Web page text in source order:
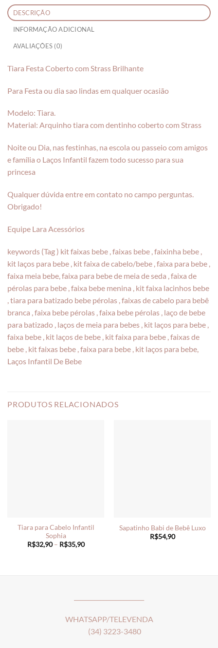
DESCRIÇÃO
INFORMAÇÃO ADICIONAL
AVALIAÇÕES (0)
Tiara Festa Coberto com Strass Brilhante
Para Festa ou dia sao lindas em qualquer ocasião
Modelo: Tiara.
Material: Arquinho tiara com dentinho coberto com Strass
Noite ou Dia, nas festinhas, na escola ou passeio com amigos
e família o Laços Infantil fazem todo sucesso para sua
princesa
Qualquer dúvida entre em contato no campo perguntas.
Obrigado!
Equipe Lara Acessórios
keywords (Tag ) kit faixas bebe , faixas bebe , faixinha bebe ,
kit laços para bebe , kit faixa de cabelo/bebe , faixa para bebe ,
faixa meia bebe, faixa para bebe de meia de seda , faixa de
pérolas para bebe , faixa bebe menina , kit faixa lacinhos bebe
, tiara para batizado bebe pérolas , faixas de cabelo para bebê
branca , faixa bebe pérolas , faixa bebe pérolas , laço de bebe
para batizado , laços de meia para bebes , kit laços para bebe ,
faixa bebe , kit laços de bebe , kit faixa para bebe , faixas de
bebe , kit faixas bebe , faixa para bebe , kit laços para bebe,
Laços Infantil De Bebe
PRODUTOS RELACIONADOS
Tiara para Cabelo Infantil
Sophia
R$32,90 – R$35,90Price
Sapatinho Babi de Bebê Luxo
R$54,90
WHATSAPP/TELEVENDA
(34) 3223-3480